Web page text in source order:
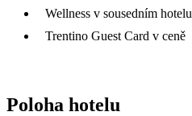
Wellness v sousedním hotelu
Trentino Guest Card v ceně
Poloha hotelu